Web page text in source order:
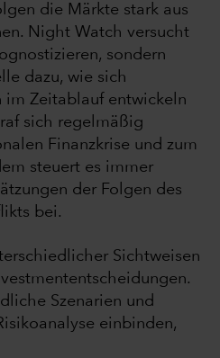
die Märkte stark aus
Night Watch versucht
sondern
dazu, wie sich
im Zeitablauf entwickeln
sich regelmäßig
Finanzkrise und zum
steuert es immer
der Folgen des
bei.
Sichtweisen
Szenarien und
einbinden,